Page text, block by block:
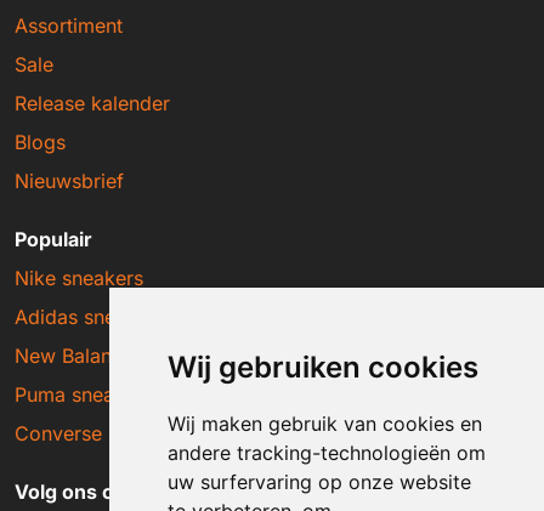
Wij gebruiken cookies
Wij maken gebruik van cookies en
andere tracking-technologieën om
uw surfervaring op onze website
Assortiment
Sale
Release kalender
Blogs
Nieuwsbrief
Populair
Nike sneakers
Adidas sneakers
New Balance sneakers
Puma sneakers
Converse sneakers
Volg ons op social media